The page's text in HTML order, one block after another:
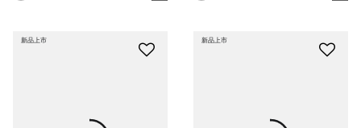
新品上市 新品上市